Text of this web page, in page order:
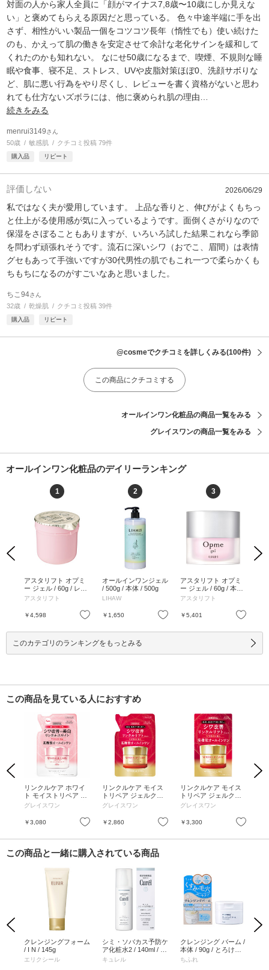
対面の人から家人全員に「顔がマイナス7,8歳〜10歳にしか見えな
い」と褒めてもらえる原因だと思っている。 色々中途半端に手を出
さず、相性がいい製品一個をコツコツ長年（惰性でも）使い続けた
のも、かえって肌の働きを安定させて余計な老化サインを緩和して
くれたのかも知れない。 なにせ50歳になるまで、喫煙、不規則な睡
眠や食事、寝不足、ストレス、UVや皮脂対策ほぼ0、洗顔サボりな
ど、肌に悪い行為をやり尽くし、レビューを書く資格がないと思わ
れても仕方ないズボラには、他に褒められ肌の理由…
続きをみる
menrui3149さん
50歳 敏感肌 クチコミ投稿 79件
購入品 リピート
評価しない 2026/06/29
私ではなく夫が愛用しています。 上品な香りと、伸びがよくもちっ
と仕上がる使用感が気に入っているようです。面倒くさがりなので
保湿をさぼることもありますが、いろいろ試した結果これなら季節
を問わず頑張れそうです。流石に深いシワ（おでこ、眉間）は表情
グセもあって手強いですが30代男性の肌でもこれ一つで柔らかくも
ちもちになるのがすごいなあと思いました。
ちこ94さん
32歳 乾燥肌 クチコミ投稿 39件
購入品 リピート
@cosmeでクチコミを詳しくみる(100件)
この商品にクチコミする
オールインワン化粧品の商品一覧をみる
グレイスワンの商品一覧をみる
オールインワン化粧品のデイリーランキング
Previous
お気に入り
1
アスタリフト オプミ
ー ジェル / 60g / レフ
ィル / 60g
アスタリフト
￥4,598 お気に入り
2
オールインワンジェル
/ 500g / 本体 / 500g
LIHAW
￥1,650 お気に入り
3
アスタリフト オプミ
ー ジェル / 60g / 本体
/ 60g
アスタリフト
￥5,401
Next
このカテゴリのランキングをもっとみる
この商品を見ている人におすすめ
Previous
お気に入り
リンクルケア ホワイ
ト モイストリペア ジ
ェルクリーム EX / 詰
グレイスワン
￥3,080 お気に入り
リンクルケア モイス
トリペア ジェルクリ
ーム EX / 詰替え / 90g
グレイスワン
￥2,860 お気に入り
リンクルケア モイス
トリペア ジェルクリ
ーム EX / 本体 / 100g
グレイスワン
￥3,300
Next
この商品と一緒に購入されている商品
Previous
クレンジングフォーム
/ I N / 145g
エリクシール
シミ・ソバカス予防ケ
ア化粧水2 / 140ml / し
っとり
キュレル
クレンジング バーム /
本体 / 90g / とろける /
無香料
ちふれ
Next